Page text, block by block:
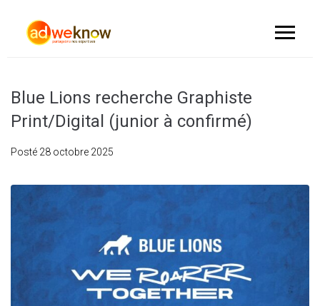
Blue Lions recherche Graphiste
Print/Digital (junior à confirmé)
Posté 28 octobre 2025